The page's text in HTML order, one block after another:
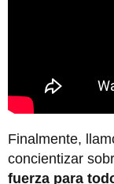
Finalmente,
concientizar
fuerza para